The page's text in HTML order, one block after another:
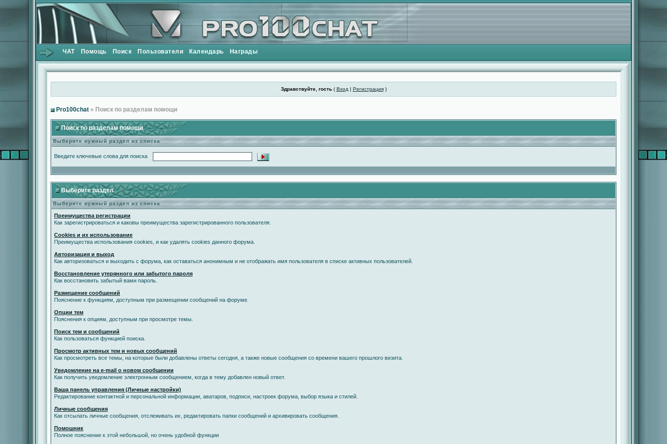
ЧАТ Помощь Поиск Пользователи Календарь Награды
Здравствуйте, гость( Вход | Регистрация)
Pro100chat » Поиск по разделам помощи
Поиск по разделам помощи
Выберите нужный раздел из списка
Введите ключевые слова для поиска
Выберите раздел
Выберите нужный раздел из списка
Преимущества регистрации
Как зарегистрироваться и каковы преимущества зарегистрированного пользователя.
Cookies и их использование
Преимущества использования cookies, и как удалять cookies данного форума.
Авторизация и выход
Как авторизоваться и выходить с форума, как оставаться анонимным и не отображать имя пользователя в списке активных пользователей.
Восстановление утерянного или забытого пароля
Как восстановить забытый вами пароль.
Размещение сообщений
Пояснение к функциям, доступным при размещении сообщений на форуме.
Опции тем
Пояснения к опциям, доступным при просмотре темы.
Поиск тем и сообщений
Как пользоваться функцией поиска.
Просмотр активных тем и новых сообщений
Как просмотреть все темы, на которые были добавлены ответы сегодня, а также новые сообщения со времени вашего прошлого визита.
Уведомление на е-mail о новом сообщении
Как получить уведомление электронным сообщением, когда в тему добавлен новый ответ.
Ваша панель управления (Личные настройки)
Редактирование контактной и персональной информации, аватаров, подписи, настроек форума, выбор языка и стилей.
Личные сообщения
Как отсылать личные сообщения, отслеживать их, редактировать папки сообщений и архивировать сообщения.
Помошник
Полное пояснение к этой небольшой, но очень удобной функции